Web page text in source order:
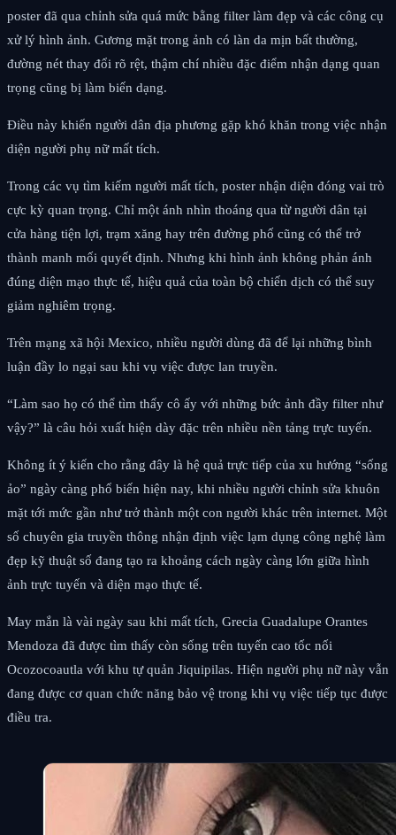
poster đã qua chỉnh sửa quá mức bằng filter làm đẹp và các công cụ
xử lý hình ảnh. Gương mặt trong ảnh có làn da mịn bất thường,
đường nét thay đổi rõ rệt, thậm chí nhiều đặc điểm nhận dạng quan
trọng cũng bị làm biến dạng.
Điều này khiến người dân địa phương gặp khó khăn trong việc nhận
diện người phụ nữ mất tích.
Trong các vụ tìm kiếm người mất tích, poster nhận diện đóng vai trò
cực kỳ quan trọng. Chỉ một ánh nhìn thoáng qua từ người dân tại
cửa hàng tiện lợi, trạm xăng hay trên đường phố cũng có thể trở
thành manh mối quyết định. Nhưng khi hình ảnh không phản ánh
đúng diện mạo thực tế, hiệu quả của toàn bộ chiến dịch có thể suy
giảm nghiêm trọng.
Trên mạng xã hội Mexico, nhiều người dùng đã để lại những bình
luận đầy lo ngại sau khi vụ việc được lan truyền.
“Làm sao họ có thể tìm thấy cô ấy với những bức ảnh đầy filter như
vậy?” là câu hỏi xuất hiện dày đặc trên nhiều nền tảng trực tuyến.
Không ít ý kiến cho rằng đây là hệ quả trực tiếp của xu hướng “sống
ảo” ngày càng phổ biến hiện nay, khi nhiều người chỉnh sửa khuôn
mặt tới mức gần như trở thành một con người khác trên internet. Một
số chuyên gia truyền thông nhận định việc lạm dụng công nghệ làm
đẹp kỹ thuật số đang tạo ra khoảng cách ngày càng lớn giữa hình
ảnh trực tuyến và diện mạo thực tế.
May mắn là vài ngày sau khi mất tích, Grecia Guadalupe Orantes
Mendoza đã được tìm thấy còn sống trên tuyến cao tốc nối
Ocozocoautla với khu tự quản Jiquipilas. Hiện người phụ nữ này vẫn
đang được cơ quan chức năng bảo vệ trong khi vụ việc tiếp tục được
điều tra.